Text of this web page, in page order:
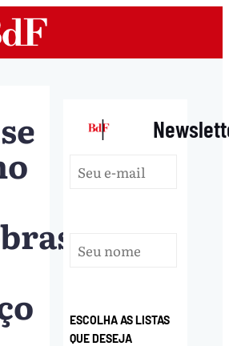
|
ESCOLHA AS LISTAS
QUE DESEJA